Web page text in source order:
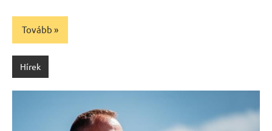
Tovább
Hírek